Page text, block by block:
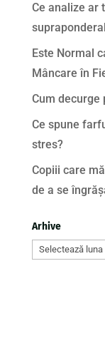
Ce analize ar
Este Normal
Mâncare în
Cum decurge
Ce spune
stres?
Copiii care
de a se
Arhive
Arhive